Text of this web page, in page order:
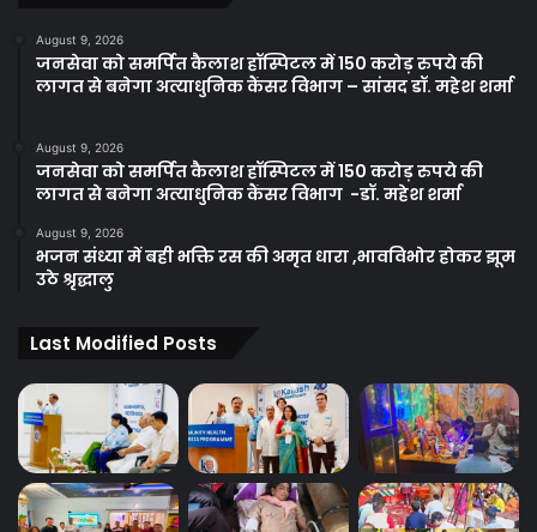
August 9, 2026
जनसेवा को समर्पित कैलाश हॉस्पिटल में 150 करोड़ रुपये की
लागत से बनेगा अत्याधुनिक कैंसर विभाग – सांसद डॉ. महेश शर्मा
August 9, 2026
जनसेवा को समर्पित कैलाश हॉस्पिटल में 150 करोड़ रुपये की
लागत से बनेगा अत्याधुनिक कैंसर विभाग -डॉ. महेश शर्मा
August 9, 2026
भजन संध्या में बही भक्ति रस की अमृत धारा ,भावविभोर होकर झूम
उठे श्रृद्धालु
Last Modified Posts